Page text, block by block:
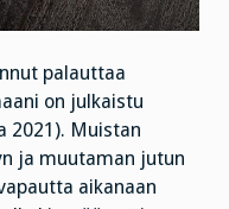
palauttaa
on julkaistu
2021). Muistan
ja muutaman jutun
aikanaan